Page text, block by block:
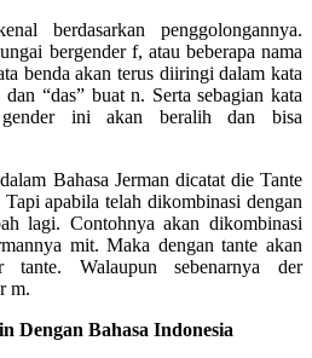
berdasarkan penggolongannya.
bergender f, atau beberapa nama
benda akan terus diiringi dalam kata
“das” buat n. Serta sebagian kata
ini akan beralih dan bisa
Bahasa Jerman dicatat die Tante
apabila telah dikombinasi dengan
lagi. Contohnya akan dikombinasi
mit. Maka dengan tante akan
Walaupun sebenarnya der
m.
Dengan Bahasa Indonesia